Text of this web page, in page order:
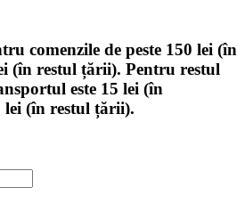
comenzile de peste 150 lei (în
(în restul țării). Pentru restul
este 15 lei (în
lei (în restul țării).